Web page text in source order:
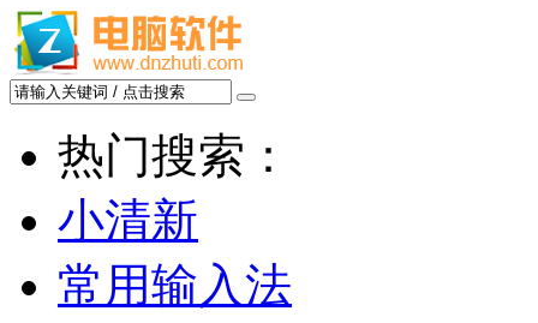
热门搜索：
小清新
常用输入法